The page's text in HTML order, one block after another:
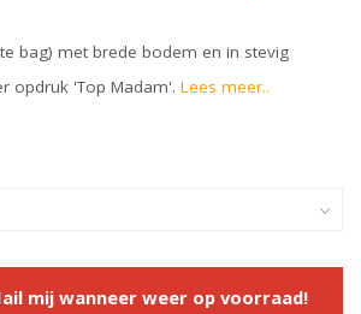
bag) met brede bodem en in stevig
opdruk 'Top Madam'. Lees meer..
mij wanneer weer op voorraad!